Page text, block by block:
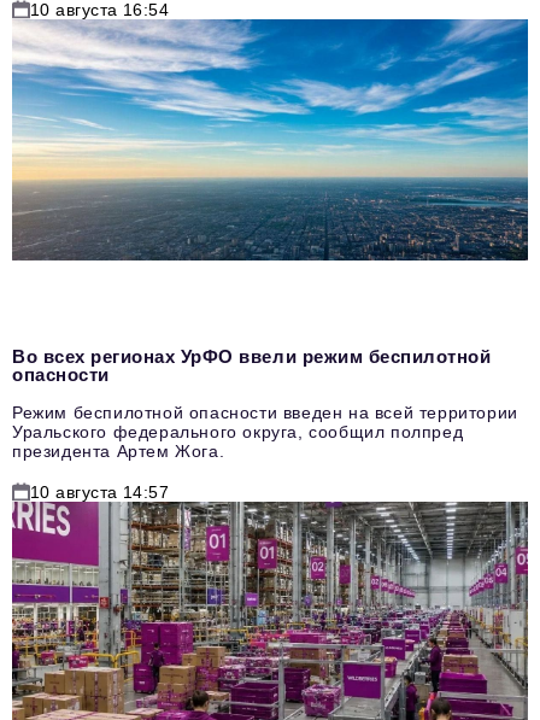
10 августа 16:54
Во всех регионах УрФО ввели режим беспилотной
опасности
Режим беспилотной опасности введен на всей территории
Уральского федерального округа, сообщил полпред
президента Артем Жога.
10 августа 14:57